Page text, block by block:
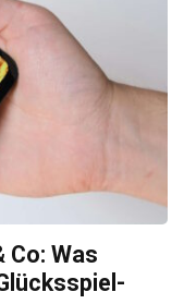
Co: Was